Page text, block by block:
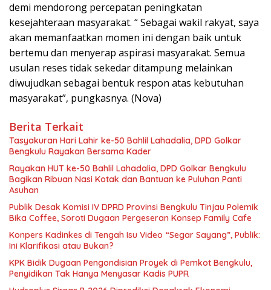
demi mendorong percepatan peningkatan
kesejahteraan masyarakat. “ Sebagai wakil rakyat, saya
akan memanfaatkan momen ini dengan baik untuk
bertemu dan menyerap aspirasi masyarakat. Semua
usulan reses tidak sekedar ditampung melainkan
diwujudkan sebagai bentuk respon atas kebutuhan
masyarakat”, pungkasnya. (Nova)
Berita Terkait
Tasyakuran Hari Lahir ke-50 Bahlil Lahadalia, DPD Golkar
Bengkulu Rayakan Bersama Kader
Rayakan HUT ke-50 Bahlil Lahadalia, DPD Golkar Bengkulu
Bagikan Ribuan Nasi Kotak dan Bantuan ke Puluhan Panti
Asuhan
Publik Desak Komisi IV DPRD Provinsi Bengkulu Tinjau Polemik
Bika Coffee, Soroti Dugaan Pergeseran Konsep Family Cafe
Konpers Kadinkes di Tengah Isu Video “Segar Sayang”, Publik:
Ini Klarifikasi atau Bukan?
KPK Bidik Dugaan Pengondisian Proyek di Pemkot Bengkulu,
Penyidikan Tak Hanya Menyasar Kadis PUPR